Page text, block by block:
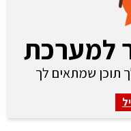
למערכת
תוכן שמתאים לך